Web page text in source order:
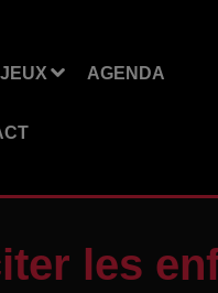
JEUX AGENDA
les